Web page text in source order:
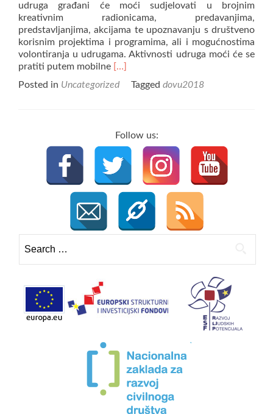
udruga građani će moći sudjelovati u brojnim
kreativnim radionicama, predavanjima,
predstavljanjima, akcijama te upoznavanju s društveno
korisnim projektima i programima, ali i mogućnostima
volontiranja u udrugama. Aktivnosti udruga moći će se
pratiti putem mobilne Read
about
Udruga
2018.
[…]
Posted in Uncategorized Tagged dovu2018
Follow us:
for: